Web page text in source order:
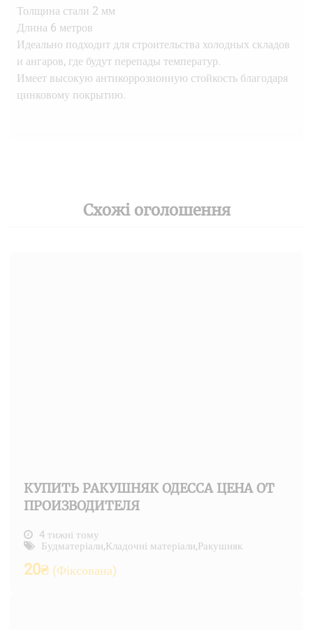
Толщина стали 2 мм
Длина 6 метров
Идеально подходит для строительства холодных складов
и ангаров, где будут перепады температур.
Имеет высокую антикоррозионную стойкость благодаря
цинковому покрытию.
Схожі оголошення
КУПИТЬ РАКУШНЯК ОДЕССА ЦЕНА ОТ
ПРОИЗВОДИТЕЛЯ
4 тижні тому
Будматеріали,Кладочні матеріали,Ракушняк
20₴ (Фіксована)